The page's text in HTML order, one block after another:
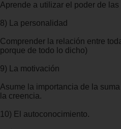
Aprende a utilizar el poder de
8) La personalidad
Comprender la relación entre
porque de todo lo dicho)
9) La motivación
Asume la importancia de la
la creencia.
10) El autoconocimiento.